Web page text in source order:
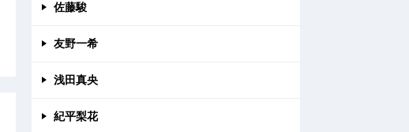
佐藤駿
友野一希
浅田真央
紀平梨花